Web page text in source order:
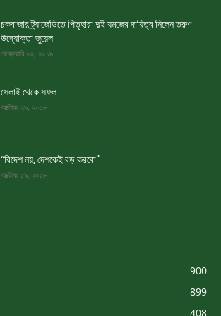
চকবাজার ট্র্যাজেডিতে পিতৃহারা দুই যমজের দায়িত্ব নিলেন তরুণ
উদ্যোক্তা জুয়েল
ফেব্রুয়ারি ২৩, ২০১৯
সেলাই থেকে সফল
অক্টোবর ২৯, ২০১৮
“বিদেশ নয়, দেশকেই বড় করবো”
অক্টোবর ১৯, ২০১৮
900
899
408